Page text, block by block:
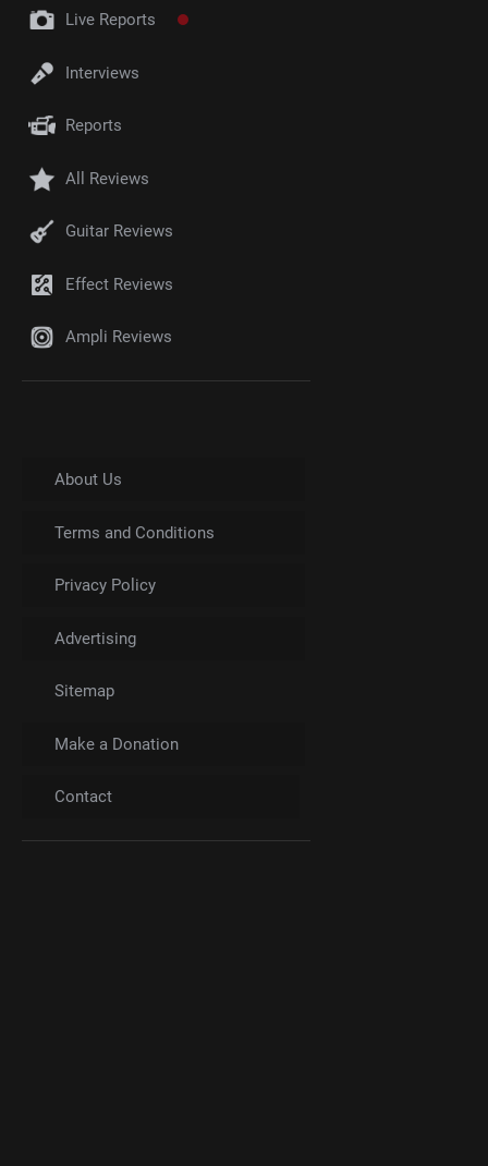
Live Reports
Interviews
Reports
All Reviews
Guitar Reviews
Effect Reviews
Ampli Reviews
About Us
Terms and Conditions
Privacy Policy
Advertising
Sitemap
Make a Donation
Contact